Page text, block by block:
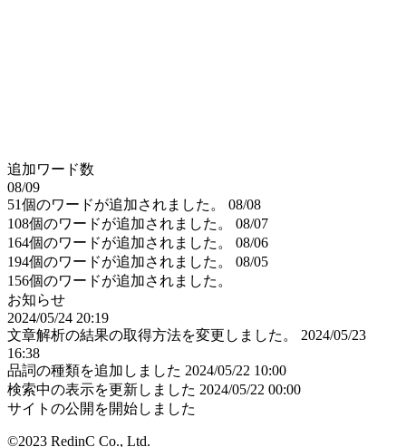
追加ワード数
08/09
51個のワードが追加されました。
08/08
108個のワードが追加されました。
08/07
164個のワードが追加されました。
08/06
194個のワードが追加されました。
08/05
156個のワードが追加されました。
お知らせ
2024/05/24 20:19
文章解析の結果の取得方法を変更しました。
2024/05/23
16:38
品詞の種類を追加しました 2024/05/22 10:00
検索中の表示を更新しました 2024/05/22 00:00
サイトの公開を開始しました
©2023 RedinC Co., Ltd.